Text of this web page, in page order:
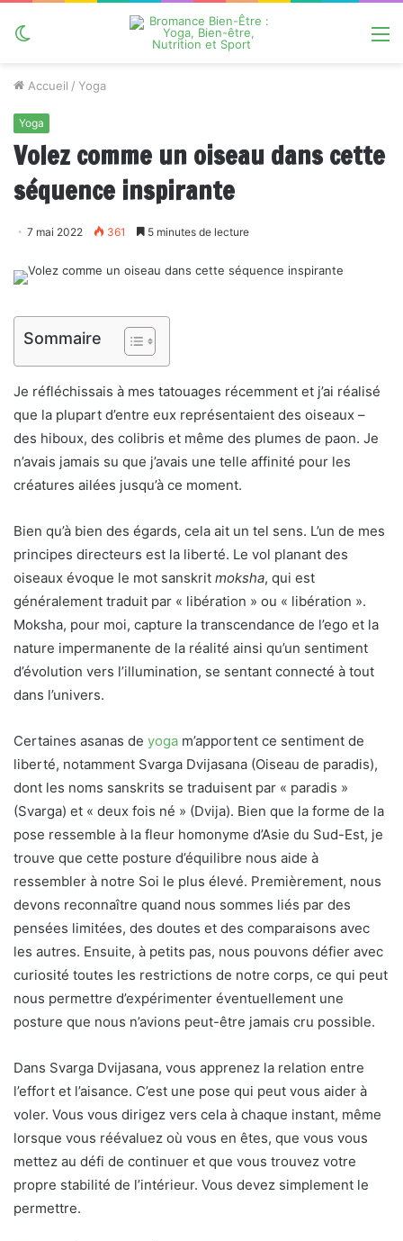
Accueil / Yoga
Yoga
Volez comme un oiseau dans cette
séquence inspirante
7 mai 2022 361 5 minutes de lecture
Sommaire
Je réfléchissais à mes tatouages ​​​​récemment et j’ai réalisé
que la plupart d’entre eux représentaient des oiseaux –
des hiboux, des colibris et même des plumes de paon. Je
n’avais jamais su que j’avais une telle affinité pour les
créatures ailées jusqu’à ce moment.
Bien qu’à bien des égards, cela ait un tel sens. L’un de mes
principes directeurs est la liberté. Le vol planant des
oiseaux évoque le mot sanskrit moksha, qui est
généralement traduit par « libération » ou « libération ».
Moksha, pour moi, capture la transcendance de l’ego et la
nature impermanente de la réalité ainsi qu’un sentiment
d’évolution vers l’illumination, se sentant connecté à tout
dans l’univers.
Certaines asanas de yoga m’apportent ce sentiment de
liberté, notamment Svarga Dvijasana (Oiseau de paradis),
dont les noms sanskrits se traduisent par « paradis »
(Svarga) et « deux fois né » (Dvija). Bien que la forme de la
pose ressemble à la fleur homonyme d’Asie du Sud-Est, je
trouve que cette posture d’équilibre nous aide à
ressembler à notre Soi le plus élevé. Premièrement, nous
devons reconnaître quand nous sommes liés par des
pensées limitées, des doutes et des comparaisons avec
les autres. Ensuite, à petits pas, nous pouvons défier avec
curiosité toutes les restrictions de notre corps, ce qui peut
nous permettre d’expérimenter éventuellement une
posture que nous n’avions peut-être jamais cru possible.
Dans Svarga Dvijasana, vous apprenez la relation entre
l’effort et l’aisance. C’est une pose qui peut vous aider à
voler. Vous vous dirigez vers cela à chaque instant, même
lorsque vous réévaluez où vous en êtes, que vous vous
mettez au défi de continuer et que vous trouvez votre
propre stabilité de l’intérieur. Vous devez simplement le
permettre.